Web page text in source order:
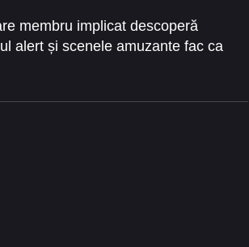
membru implicat descoperă
alert și scenele amuzante fac ca